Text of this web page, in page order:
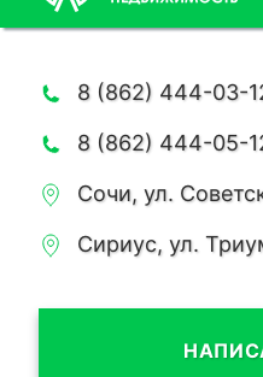
8 (862) 444-03-
8 (862) 444-05-
Сочи, ул.
Сириус, ул.